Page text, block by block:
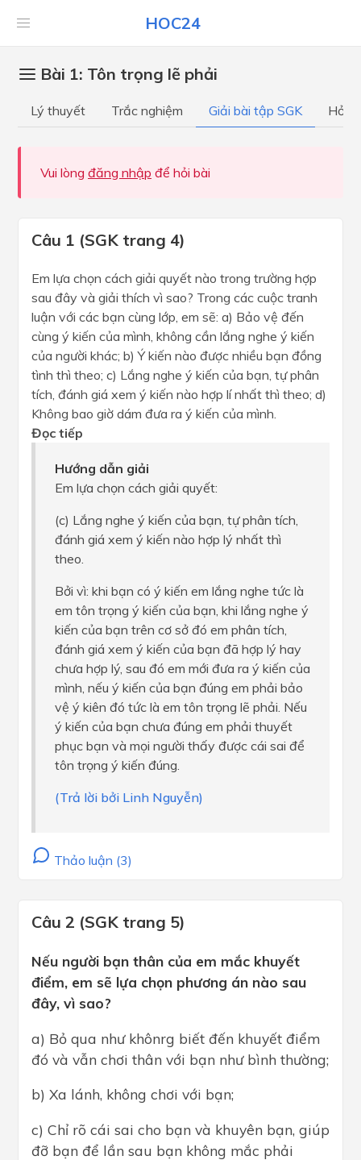
HOC24
Bài 1: Tôn trọng lẽ phải
Lý thuyết Trắc nghiệm Giải bài tập SGK Hỏi
Vui lòng đăng nhập để hỏi bài
Câu 1 (SGK trang 4)
Em lựa chọn cách giải quyết nào trong trường hợp
sau đây và giải thích vì sao? Trong các cuộc tranh
luận với các bạn cùng lớp, em sẽ: a) Bảo vệ đến
cùng ý kiến của mình, không cần lắng nghe ý kiến
của người khác; b) Ý kiến nào được nhiều bạn đồng
tình thì theo; c) Lắng nghe ý kiến của bạn, tự phân
tích, đánh giá xem ý kiến nào hợp lí nhất thì theo; d)
Không bao giờ dám đưa ra ý kiến của mình.
Đọc tiếp
Hướng dẫn giải
Em lựa chọn cách giải quyết:
(c) Lắng nghe ý kiến của bạn, tự phân tích,
đánh giá xem ý kiến nào hợp lý nhất thì
theo.
Bởi vì: khi bạn có ý kiến em lắng nghe tức là
em tôn trọng ý kiến của bạn, khi lắng nghe ý
kiến của bạn trên cơ sở đó em phân tích,
đánh giá xem ý kiến của bạn đã hợp lý hay
chưa hợp lý, sau đó em mới đưa ra ý kiến của
mình, nếu ý kiến của bạn đúng em phải bảo
vệ ý kiên đó tức là em tôn trọng lẽ phải. Nếu
ý kiến của bạn chưa đúng em phải thuyết
phục bạn và mọi người thấy được cái sai để
tôn trọng ý kiến đúng.
(Trả lời bởi Linh Nguyễn)
Thảo luận (3)
Câu 2 (SGK trang 5)
Nếu người bạn thân của em mắc khuyết
điểm, em sẽ lựa chọn phương án nào sau
đây, vì sao?
a) Bỏ qua như khônrg biết đến khuyết điểm
đó và vẫn chơi thân với bạn như bình thường;
b) Xa lánh, không chơi với bạn;
c) Chỉ rõ cái sai cho bạn và khuyên bạn, giúp
đỡ bạn để lần sau bạn không mắc phải